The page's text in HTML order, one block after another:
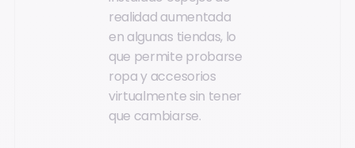
realidad aumentada
en algunas tiendas, lo
que permite probarse
ropa y accesorios
virtualmente sin tener
que cambiarse.